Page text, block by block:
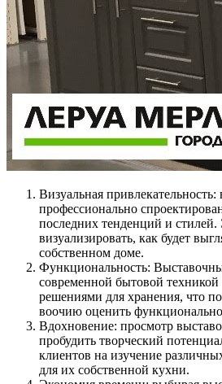
Визуальная
профессионально
последних тенденций и стилей.
визуализировать, как будет
собственном доме.
Функциональность:
современной бытовой
решениями для хранения, что
воочию оценить
Вдохновение: просмотр
пробудить творческий
клиентов на изучение
для их собственной кухни.